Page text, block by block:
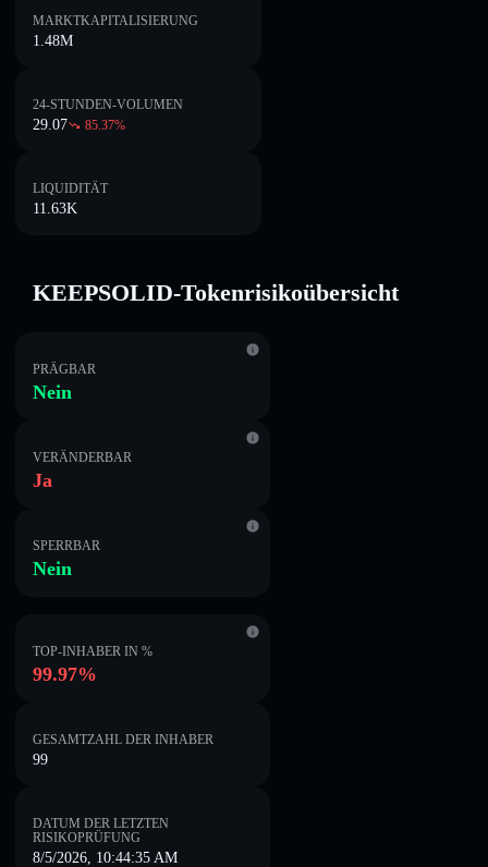
MARKTKAPITALISIERUNG
1.48M
24-STUNDEN-VOLUMEN
29.07 85.37%
LIQUIDITÄT
11.63K
KEEPSOLID-Tokenrisikoübersicht
PRÄGBAR
Nein
VERÄNDERBAR
Ja
SPERRBAR
Nein
TOP-INHABER IN %
99.97%
GESAMTZAHL DER INHABER
99
DATUM DER LETZTEN
RISIKOPRÜFUNG
8/5/2026, 10:44:35 AM